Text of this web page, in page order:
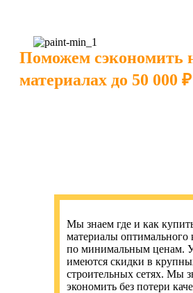
Поможем сэкономить
материалах до 50 000 ₽
Мы знаем где и как
материалы оптимального
по минимальным ценам.
имеются скидки в
строительных сетях. Мы
экономить без потери